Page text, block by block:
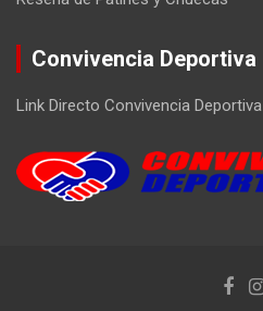
Convivencia Deportiva
Link Directo Convivencia Deportiva